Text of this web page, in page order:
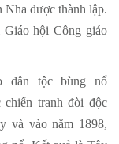
Nha được thành lập.
Giáo hội Công giáo
dân tộc bùng nổ
chiến tranh đòi độc
và vào năm 1898,